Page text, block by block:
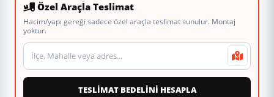
Özel Araçla Teslimat
Hacim/yapı gereği sadece özel araçla teslimat sunulur. Montaj
yoktur.
Teslimat veya montaj adresi
TESLİMAT BEDELİNİ HESAPLA